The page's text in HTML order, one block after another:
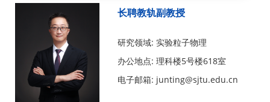
长聘教轨副教授
研究领域: 实验粒子物理
办公地点: 理科楼5号楼618室
电子邮箱: junting@sjtu.edu.cn